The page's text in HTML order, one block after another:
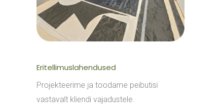
Eritellimuslahendused
Projekteerime ja toodame peibutisi
vastavalt kliendi vajadustele.